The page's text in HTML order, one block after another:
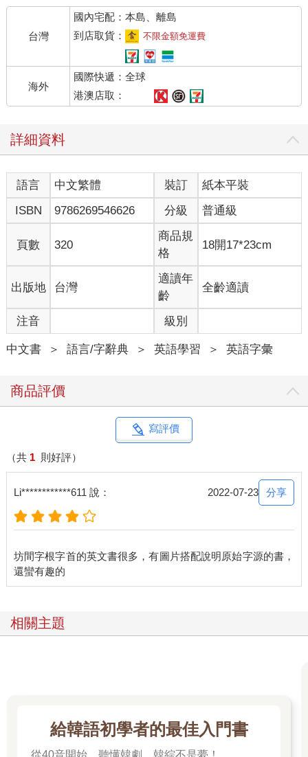
台灣
國內宅配：本島、離島
到店取貨：
不限金額免運費
海外
國際快遞：全球
港澳店取：
詳細資料
語言 中文繁體 裝訂
紙本平裝
ISBN
9786269546626 分級 普通級
頁數 320
商品規
格
18開17*23cm
出版地 台灣
適讀年
齡
全齡適讀
注音 級別
中文書 ＞ 語言/字辭典 ＞ 英語學習 ＞ 英語字彙
商品評價
寫評價
（共 1 則好評）
Li************611 說： 2022-07-23 分享
坊間字根字首的英文書很多，有圖片搭配說明原始字源的書，
相關主題
給韓語初學者的最佳入門書